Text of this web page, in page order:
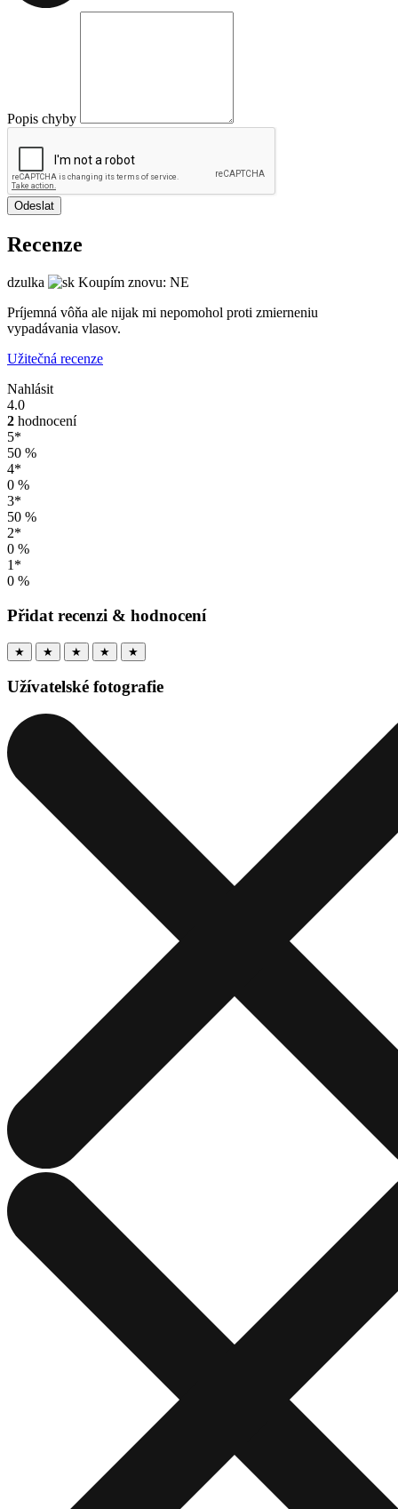
Popis chyby
Odeslat
Recenze
dzulka
Koupím znovu: NE
Príjemná vôňa ale nijak mi nepomohol proti zmierneniu
vypadávania vlasov.
Užitečná recenze
Nahlásit
4.0
2 hodnocení
5*
50 %
4*
0 %
3*
50 %
2*
0 %
1*
0 %
Přidat recenzi & hodnocení
★ ★ ★ ★ ★
Užívatelské fotografie